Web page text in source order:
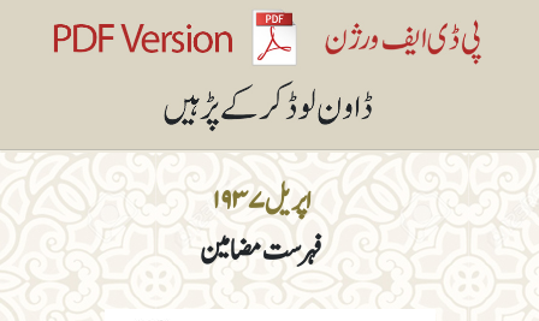
اپریل ۱۹۳۷
فہرست مضامین